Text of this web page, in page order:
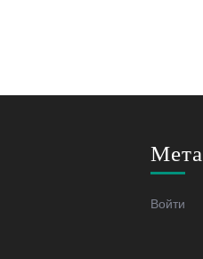
Мета
Войти